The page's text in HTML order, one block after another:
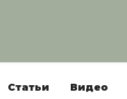
Статьи Видео